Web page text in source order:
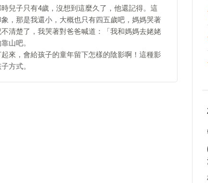
兒子只有4歲，沒想到這麼久了，他還記得。這
，那是我還小，大概也只有四五歲吧，媽媽哭著
清楚了，我哭著對爸爸喊道：「我和媽媽去姥姥
山吧。
來，會給孩子的童年留下怎樣的陰影啊！這種影
方式。